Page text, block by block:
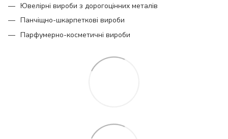
Ювелірні вироби з дорогоцінних металів
Панчіщно-шкарпеткові вироби
Парфумерно-косметичні вироби